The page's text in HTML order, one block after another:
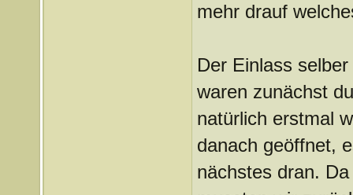
mehr drauf
Der Einlass
waren zunächst
natürlich erstmal
danach geöffnet,
nächstes dran.